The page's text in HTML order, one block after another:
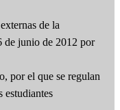
de la
de junio de 2012 por
por el que se regulan
estudiantes